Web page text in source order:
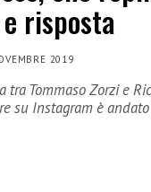
risposta
2019
tra Tommaso Zorzi e
su Instagram è